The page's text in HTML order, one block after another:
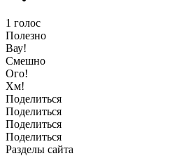
1 голос
Полезно
Вау!
Смешно
Ого!
Хм!
Поделиться
Поделиться
Поделиться
Поделиться
Разделы сайта